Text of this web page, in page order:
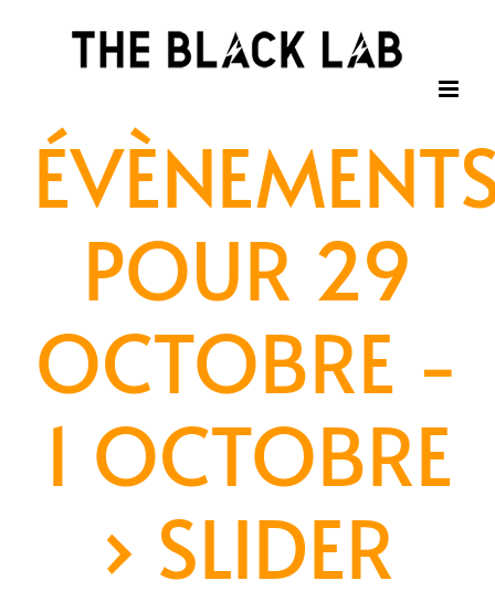
POUR 29
OCTOBRE -
1 OCTOBRE
› SLIDER